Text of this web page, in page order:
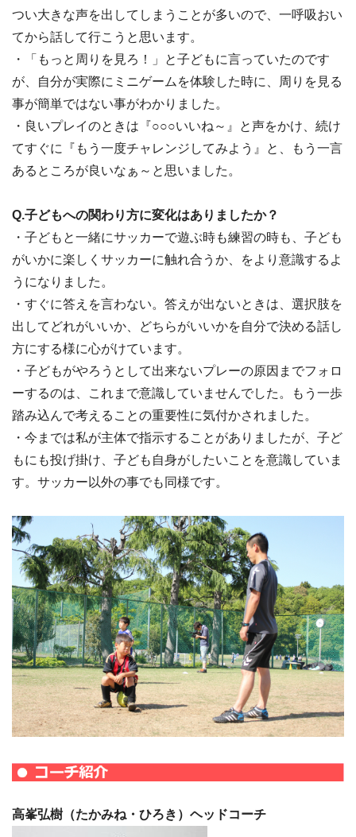
つい大きな声を出してしまうことが多いので、一呼吸おい
てから話して行こうと思います。
・「もっと周りを見ろ！」と子どもに言っていたのです
が、自分が実際にミニゲームを体験した時に、周りを見る
事が簡単ではない事がわかりました。
・良いプレイのときは『○○○いいね～』と声をかけ、続け
てすぐに『もう一度チャレンジしてみよう』と、もう一言
あるところが良いなぁ～と思いました。
Q.子どもへの関わり方に変化はありましたか？
・子どもと一緒にサッカーで遊ぶ時も練習の時も、子ども
がいかに楽しくサッカーに触れ合うか、をより意識するよ
うになりました。
・すぐに答えを言わない。答えが出ないときは、選択肢を
出してどれがいいか、どちらがいいかを自分で決める話し
方にする様に心がけています。
・子どもがやろうとして出来ないプレーの原因までフォロ
ーするのは、これまで意識していませんでした。もう一歩
踏み込んで考えることの重要性に気付かされました。
・今までは私が主体で指示することがありましたが、子ど
もにも投げ掛け、子ども自身がしたいことを意識していま
す。サッカー以外の事でも同様です。
高峯弘樹（たかみね・ひろき）ヘッドコーチ